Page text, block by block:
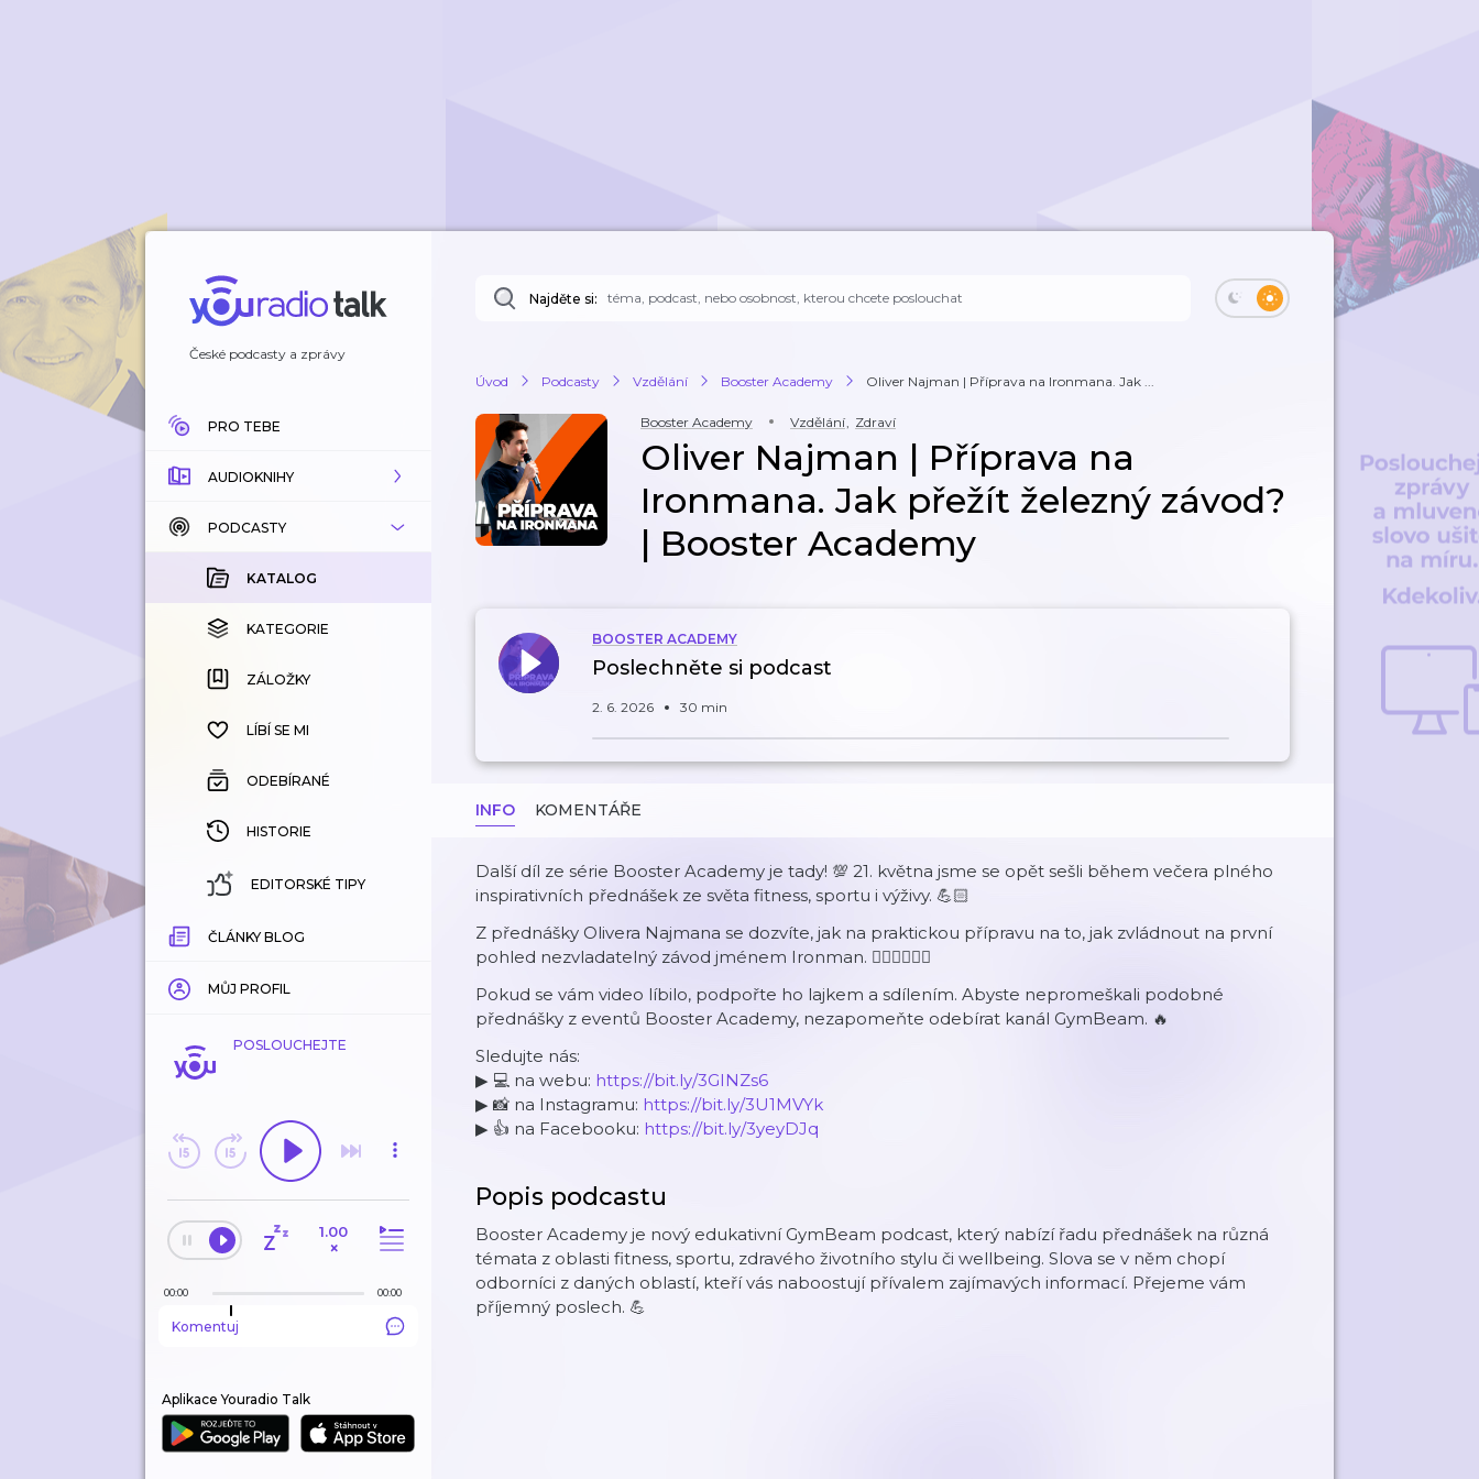
České podcasty a zprávy
PRO TEBE
AUDIOKNIHY
KATALOG
KOUPENÉ
KATEGORIE
ZÁLOŽKY
HISTORIE
PODCASTY
KATALOG
KATEGORIE
ZÁLOŽKY
LÍBÍ SE MI
ODEBÍRANÉ
HISTORIE
EDITORSKÉ TIPY
ČLÁNKY BLOG
MŮJ PROFIL
POSLOUCHEJTE
1.00
×
00:00 00:00
Komentuj
Aplikace Youradio Talk
Najděte si:
Úvod Podcasty Vzdělání Booster Academy Oliver Najman | Příprava na Ironmana. Jak ...
Booster Academy Vzdělání, Zdraví
Oliver Najman | Příprava na
Ironmana. Jak přežít železný závod?
| Booster Academy
BOOSTER ACADEMY
Poslechněte si podcast
2. 6. 2026 30 min
INFO KOMENTÁŘE
Další díl ze série Booster Academy je tady! 💯 21. května jsme se opět sešli během večera plného
inspirativních přednášek ze světa fitness, sportu i výživy. 💪🏻
Z přednášky Olivera Najmana se dozvíte, jak na praktickou přípravu na to, jak zvládnout na první
pohled nezvladatelný závod jménem Ironman. 🏊‍♂️🚴‍♂️🏃‍♂️
Pokud se vám video líbilo, podpořte ho lajkem a sdílením. Abyste nepromeškali podobné
přednášky z eventů Booster Academy, nezapomeňte odebírat kanál GymBeam. 🔥
Sledujte nás:
▶ 💻 na webu: https://bit.ly/3GINZs6
▶ 📸 na Instagramu: https://bit.ly/3U1MVYk
▶ 👍 na Facebooku: https://bit.ly/3yeyDJq
Popis podcastu
Booster Academy je nový edukativní GymBeam podcast, který nabízí řadu přednášek na různá
témata z oblasti fitness, sportu, zdravého životního stylu či wellbeing. Slova se v něm chopí
odborníci z daných oblastí, kteří vás naboostují přívalem zajímavých informací. Přejeme vám
příjemný poslech. 💪